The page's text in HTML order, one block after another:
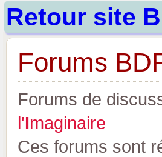
Retour site
Forums
Forums de
l'Imaginaire
Ces forums sont